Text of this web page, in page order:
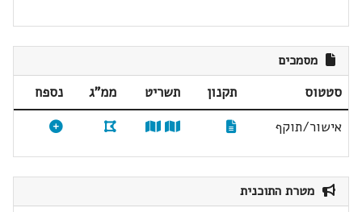
מסמכים
סטטוס תקנון תשריט ממ"ג
נספח
אישור/תוקף
מטרת התוכנית